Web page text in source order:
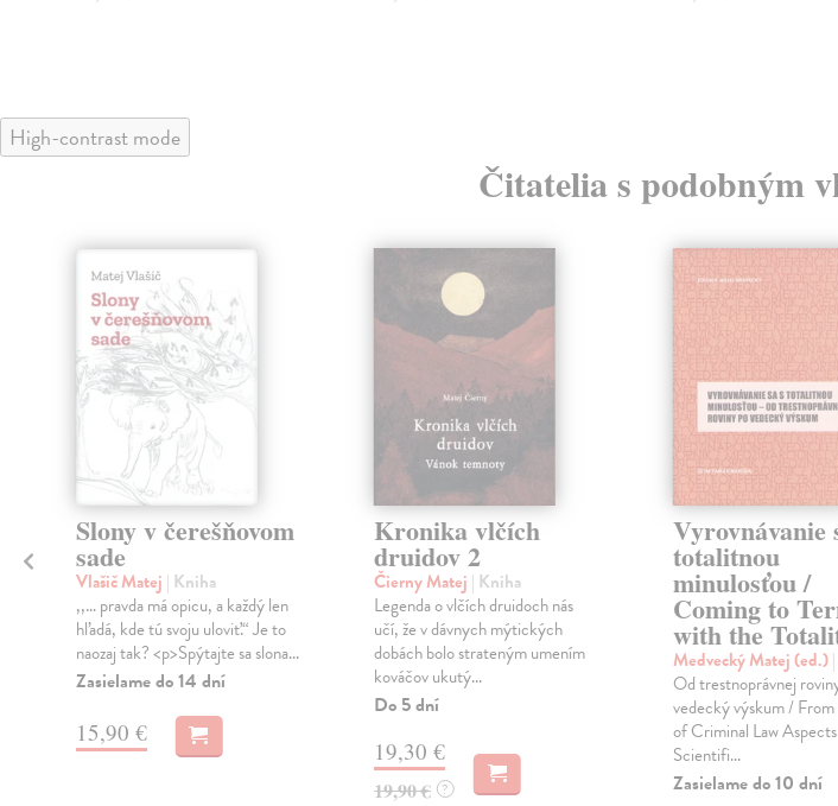
High-contrast mode
Čitatelia s podobným
Slony v čerešňovom
sade
Vlašič Matej | Kniha
,,… pravda má opicu, a každý len
hľadá, kde tú svoju uloviť.“ Je to
naozaj tak? <p>Spýtajte sa slona...
Zasielame do 14 dní
15,90 €
Kronika vlčích
druidov 2
Čierny Matej | Kniha
Legenda o vlčích druidoch nás
učí, že v dávnych mýtických
dobách bolo strateným umením
kováčov ukutý...
Do 5 dní
19,30 €
19,90 € ?
Vyrovnávanie
totalitnou
minulosťou /
Coming to
with the
Medvecký Matej (ed.)
Od trestnoprávnej
vedecký výskum /
of Criminal Law
Scientifi...
Zasielame do 10 dní